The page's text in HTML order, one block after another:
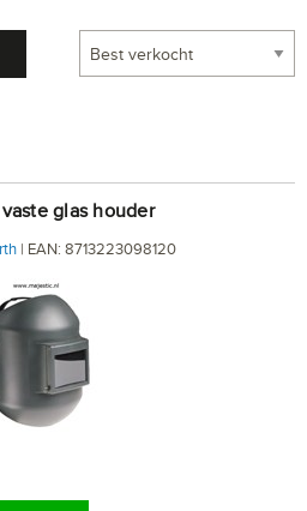
glas houder
| EAN: 8713223098120